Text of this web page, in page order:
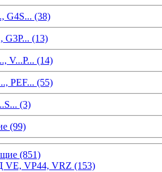
G4S... (38)
G3P... (13)
V...P... (14)
PEF... (55)
(3)
(99)
(851)
VP44, VRZ (153)